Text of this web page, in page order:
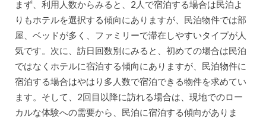
まず、利用人数からみると、2人で宿泊する場合は民泊よ
りもホテルを選択する傾向にありますが、民泊物件では部
屋、ベッドが多く、ファミリーで滞在しやすいタイプが人
気です。次に、訪日回数別にみると、初めての場合は民泊
ではなくホテルに宿泊する傾向にありますが、民泊物件に
宿泊する場合はやはり多人数で宿泊できる物件を求めてい
ます。そして、2回目以降に訪れる場合は、現地でのロー
カルな体験への需要から、民泊に宿泊する傾向がありま